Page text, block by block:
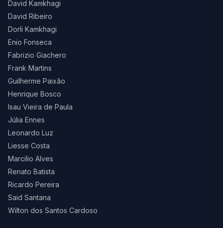
David Kamkhagi
David Ribeiro
Dorli Kamkhagi
Enio Fonseca
Fabrizio Giachero
Frank Martins
Guilherme Paixão
Henrique Bosco
Isau Vieira de Paula
Júlia Ennes
Leonardo Luz
Liesse Costa
Marcilio Alves
Renato Batista
Ricardo Pereira
Said Santana
Wilton dos Santos Cardoso